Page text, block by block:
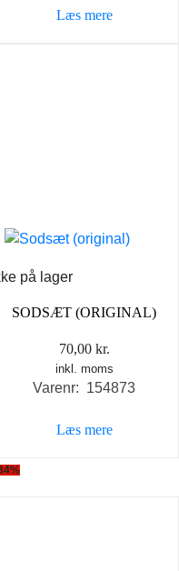
Læs mere
på lager
SODSÆT (ORIGINAL)
70,00 kr.
inkl. moms
Varenr: 154873
Læs mere